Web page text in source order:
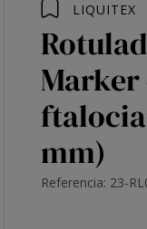
LIQUITEX
mm)
Referencia: 23-